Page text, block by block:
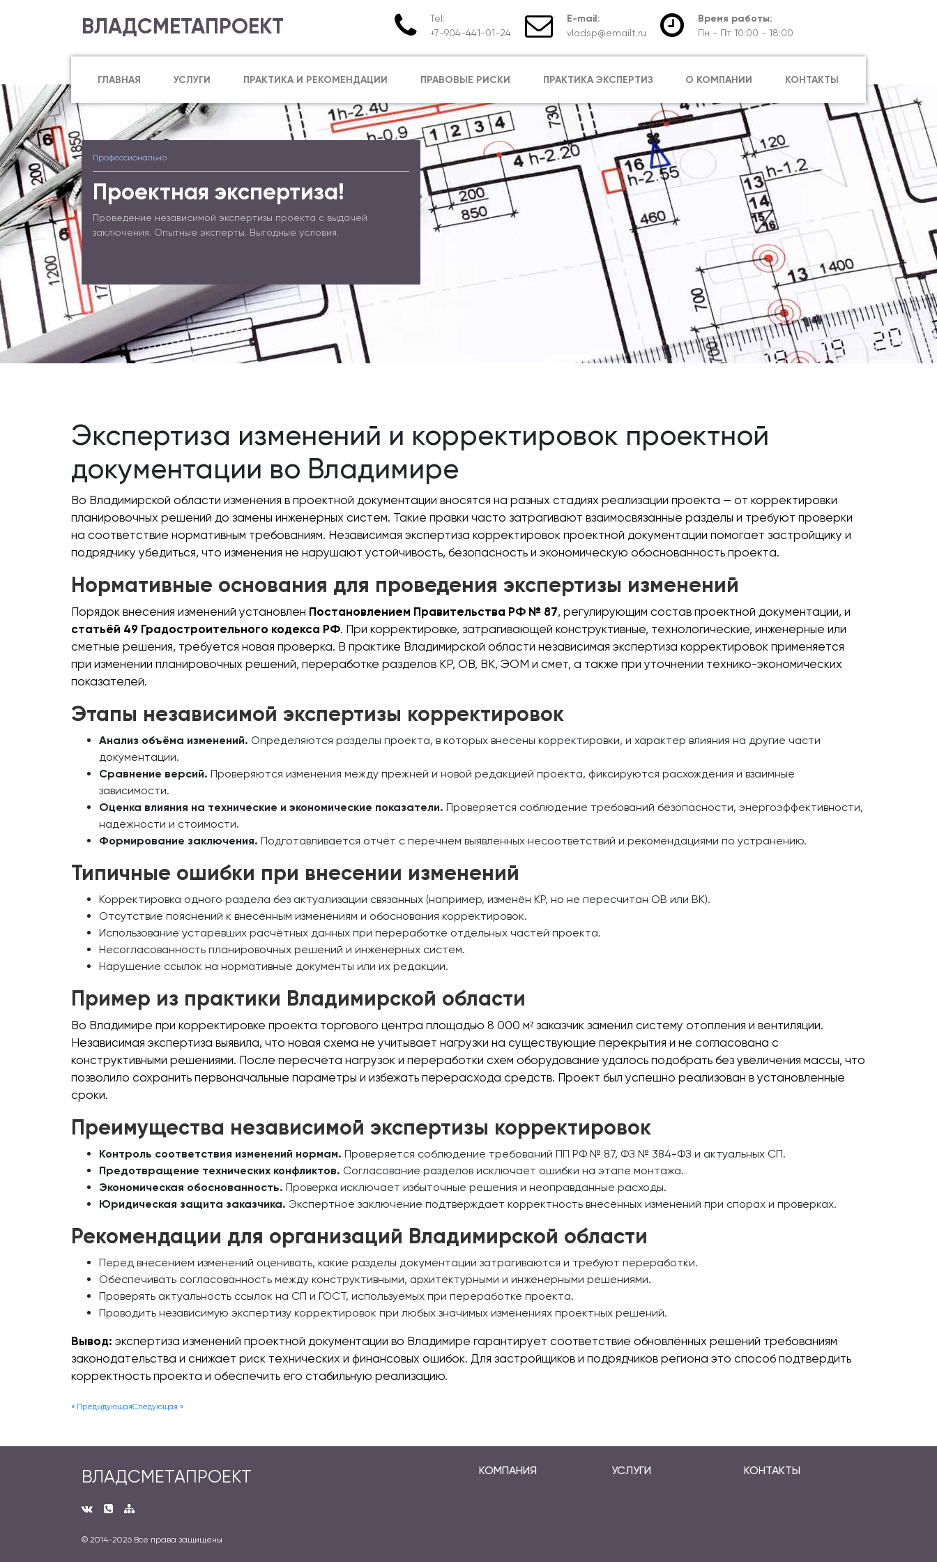
ВЛАДСМЕТАПРОЕКТ
Tel:
+7-904-441-01-24
E-mail:
vladsp@emailt.ru
Время работы:
Пн - Пт 10:00 - 18:00
ГЛАВНАЯ УСЛУГИ ПРАКТИКА И РЕКОМЕНДАЦИИ ПРАВОВЫЕ РИСКИ ПРАКТИКА ЭКСПЕРТИЗ О КОМПАНИИ КОНТАКТЫ
Профессионально
Проектная экспертиза!
Проведение независимой экспертизы проекта с выдачей
заключения. Опытные эксперты. Выгодные условия.
Экспертиза изменений и корректировок проектной
документации во Владимире
Во Владимирской области изменения в проектной документации вносятся на разных стадиях реализации проекта — от корректировки
планировочных решений до замены инженерных систем. Такие правки часто затрагивают взаимосвязанные разделы и требуют проверки
на соответствие нормативным требованиям. Независимая экспертиза корректировок проектной документации помогает застройщику и
подрядчику убедиться, что изменения не нарушают устойчивость, безопасность и экономическую обоснованность проекта.
Нормативные основания для проведения экспертизы изменений
Порядок внесения изменений установлен Постановлением Правительства РФ № 87, регулирующим состав проектной документации, и
статьёй 49 Градостроительного кодекса РФ. При корректировке, затрагивающей конструктивные, технологические, инженерные или
сметные решения, требуется новая проверка. В практике Владимирской области независимая экспертиза корректировок применяется
при изменении планировочных решений, переработке разделов КР, ОВ, ВК, ЭОМ и смет, а также при уточнении технико-экономических
показателей.
Этапы независимой экспертизы корректировок
Анализ объёма изменений. Определяются разделы проекта, в которых внесены корректировки, и характер влияния на другие части
документации.
Сравнение версий. Проверяются изменения между прежней и новой редакцией проекта, фиксируются расхождения и взаимные
зависимости.
Оценка влияния на технические и экономические показатели. Проверяется соблюдение требований безопасности, энергоэффективности,
надёжности и стоимости.
Формирование заключения. Подготавливается отчёт с перечнем выявленных несоответствий и рекомендациями по устранению.
Типичные ошибки при внесении изменений
Корректировка одного раздела без актуализации связанных (например, изменён КР, но не пересчитан ОВ или ВК).
Отсутствие пояснений к внесённым изменениям и обоснования корректировок.
Использование устаревших расчётных данных при переработке отдельных частей проекта.
Несогласованность планировочных решений и инженерных систем.
Нарушение ссылок на нормативные документы или их редакции.
Пример из практики Владимирской области
Во Владимире при корректировке проекта торгового центра площадью 8 000 м² заказчик заменил систему отопления и вентиляции.
Независимая экспертиза выявила, что новая схема не учитывает нагрузки на существующие перекрытия и не согласована с
конструктивными решениями. После пересчёта нагрузок и переработки схем оборудование удалось подобрать без увеличения массы, что
позволило сохранить первоначальные параметры и избежать перерасхода средств. Проект был успешно реализован в установленные
сроки.
Преимущества независимой экспертизы корректировок
Контроль соответствия изменений нормам. Проверяется соблюдение требований ПП РФ № 87, ФЗ № 384-ФЗ и актуальных СП.
Предотвращение технических конфликтов. Согласование разделов исключает ошибки на этапе монтажа.
Экономическая обоснованность. Проверка исключает избыточные решения и неоправданные расходы.
Юридическая защита заказчика. Экспертное заключение подтверждает корректность внесённых изменений при спорах и проверках.
Рекомендации для организаций Владимирской области
Перед внесением изменений оценивать, какие разделы документации затрагиваются и требуют переработки.
Обеспечивать согласованность между конструктивными, архитектурными и инженерными решениями.
Проверять актуальность ссылок на СП и ГОСТ, используемых при переработке проекта.
Проводить независимую экспертизу корректировок при любых значимых изменениях проектных решений.
Вывод: экспертиза изменений проектной документации во Владимире гарантирует соответствие обновлённых решений требованиям
законодательства и снижает риск технических и финансовых ошибок. Для застройщиков и подрядчиков региона это способ подтвердить
корректность проекта и обеспечить его стабильную реализацию.
Следующая »
« Предыдующая
ВЛАДСМЕТАПРОЕКТ
© 2014-2026 Все права защищены
КОМПАНИЯ УСЛУГИ КОНТАКТЫ